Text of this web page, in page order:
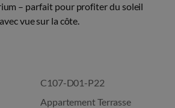
– parfait pour profiter du soleil
vue sur la côte.
C107-D01-P22
Appartement Terrasse